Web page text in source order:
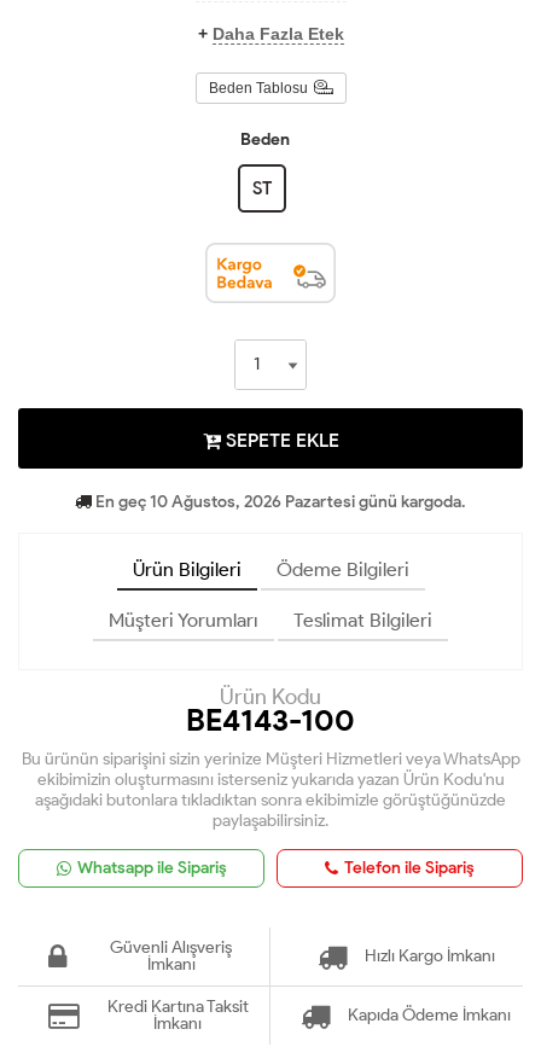
+ Daha Fazla Etek
Beden Tablosu
Beden
ST
SEPETE EKLE
En geç 10 Ağustos, 2026 Pazartesi günü kargoda.
Ürün Bilgileri Ödeme Bilgileri
Müşteri Yorumları Teslimat Bilgileri
Ürün Kodu
BE4143-100
Bu ürünün siparişini sizin yerinize Müşteri Hizmetleri veya WhatsApp
ekibimizin oluşturmasını isterseniz yukarıda yazan Ürün Kodu'nu
aşağıdaki butonlara tıkladıktan sonra ekibimizle görüştüğünüzde
paylaşabilirsiniz.
Whatsapp ile Sipariş Telefon ile Sipariş
Güvenli Alışveriş
İmkanı
Hızlı Kargo İmkanı
Kredi Kartına Taksit
İmkanı
Kapıda Ödeme İmkanı